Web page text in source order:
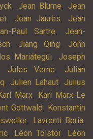
, Jean Blume, Jean
, Jean Jaurès, Jean
Paul Sartre, Jean-
, Jiang Qing, John
Mariátegui, Joseph
Jules Verne, Julian
, Julien Lahaut, Julius
Marx, Karl Marx-Le
Gottwald , Konstantin
, Lavrenti Beria,
, Léon Tolstoï,
Léon